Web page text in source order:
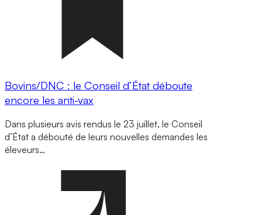
Bovins/DNC : le Conseil d’État déboute
encore les anti-vax
Dans plusieurs avis rendus le 23 juillet, le Conseil
d’État a débouté de leurs nouvelles demandes les
éleveurs…